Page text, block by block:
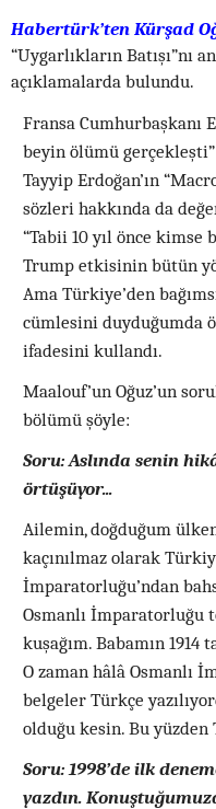
Habertürk’ten Kürşad
“Uygarlıkların Batışı”nı
açıklamalarda bulundu.
Fransa Cumhurbaşkanı
beyin ölümü
Tayyip Erdoğan’ın
sözleri hakkında da
“Tabii 10 yıl önce kimse
Trump etkisinin bütün
Ama Türkiye’den
cümlesini duyduğumda
ifadesini kullandı.
Maalouf’un Oğuz’un
bölümü şöyle:
Soru: Aslında senin
örtüşüyor...
Ailemin, doğduğum
kaçınılmaz olarak
İmparatorluğu’ndan
Osmanlı İmparatorluğu
kuşağım. Babamın
O zaman hâlâ Osmanlı
belgeler Türkçe
olduğu kesin. Bu yüzden
Soru: 1998’de ilk
yazdın.